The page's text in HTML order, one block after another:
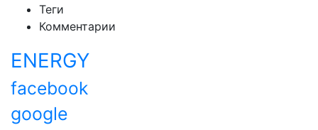
Теги
Комментарии
ENERGY
facebook
google